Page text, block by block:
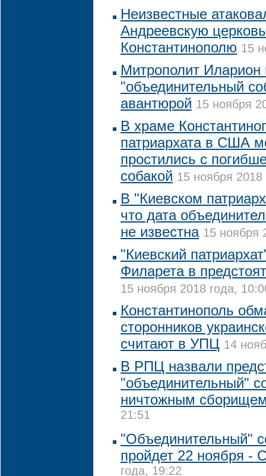
Неизвестные
Андреевскую
Константинополю 15
Митрополит Иларион
"объединительный
авантюрой 15 ноября
В храме
патриархата в США
простились с
собакой 15 ноября 2018
В "Киевском
что дата
не известна 15 ноября
"Киевский
Филарета в
15 ноября 2018 года,
Константинополь
сторонников
считают в УПЦ 14
В РПЦ назвали
"объединительный"
ничтожным
21:51
"Объединительный"
пройдет 22 ноября -
года, 19:22